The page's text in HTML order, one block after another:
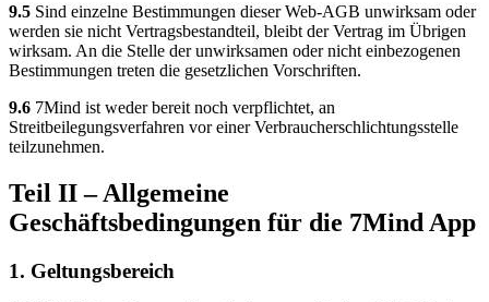
9.5 Sind einzelne Bestimmungen dieser Web-AGB unwirksam oder
werden sie nicht Vertragsbestandteil, bleibt der Vertrag im Übrigen
wirksam. An die Stelle der unwirksamen oder nicht einbezogenen
Bestimmungen treten die gesetzlichen Vorschriften.
9.6 7Mind ist weder bereit noch verpflichtet, an
Streitbeilegungsverfahren vor einer Verbraucherschlichtungsstelle
teilzunehmen.
Teil II – Allgemeine
Geschäftsbedingungen für die 7Mind App
1. Geltungsbereich